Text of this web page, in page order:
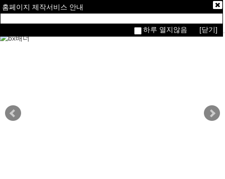
홈페이지 제작서비스 안내
하루 열지않음 [닫기]